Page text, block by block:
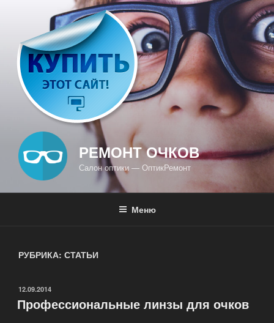
содержимому
РЕМОНТ ОЧКОВ
Салон оптики — ОптикРемонт
Меню
РУБРИКА: СТАТЬИ
ОПУБЛИКОВАНО
12.09.2014
Профессиональные линзы для очков